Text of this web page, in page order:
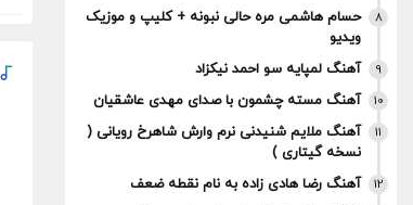
8
حسام هاشمی مره حالی نبونه + کلیپ و موزیک
ویدیو
9 آهنگ لمپایه سو احمد نیکزاد
10 آهنگ مسته چشمون با صدای مهدی عاشقیان
11
آهنگ ملایم شنیدنی نرم وارش شاهرخ رویانی (
نسخه گیتاری )
12 آهنگ رضا هادی زاده به نام نقطه ضعف